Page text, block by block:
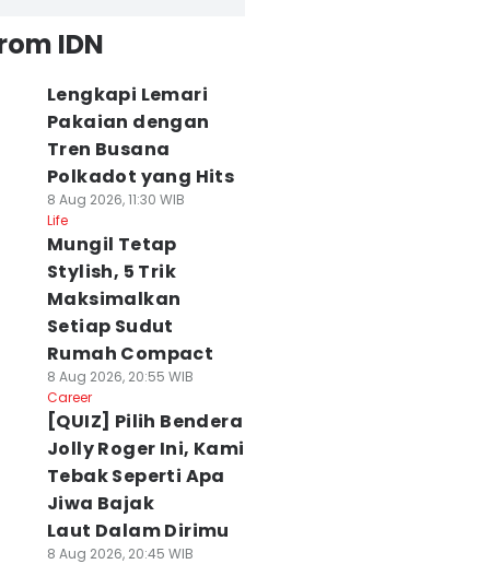
IDN
Lengkapi Lemari
Pakaian dengan
Tren Busana
Polkadot yang Hits
8 Aug 2026, 11:30 WIB
Life
Mungil Tetap
Stylish, 5 Trik
Maksimalkan
Setiap Sudut
Rumah Compact
8 Aug 2026, 20:55 WIB
Career
[QUIZ] Pilih Bendera
Jolly Roger Ini, Kami
Tebak Seperti Apa
Jiwa Bajak
Laut Dalam Dirimu
8 Aug 2026, 20:45 WIB